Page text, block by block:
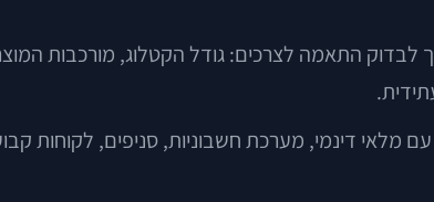
התאמה לצרכים: גודל הקטלוג, מורכבות
דינמי, מערכת חשבוניות, סניפים, לקוחות